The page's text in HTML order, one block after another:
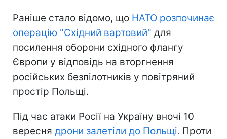
Раніше стало відомо, що НАТО розпочинає
операцію "Східний вартовий" для
посилення оборони східного флангу
Європи у відповідь на вторгнення
російських безпілотників у повітряний
простір Польщі.
Під час атаки Росії на Україну вночі 10
вересня дрони залетіли до Польщі. Проти